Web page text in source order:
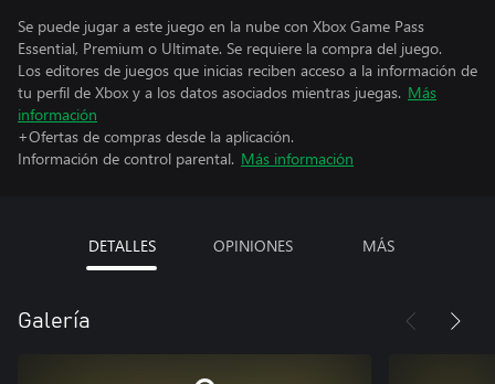
Se puede jugar a este juego en la nube con Xbox Game Pass
Essential, Premium o Ultimate. Se requiere la compra del juego.
Los editores de juegos que inicias reciben acceso a la información de
tu perfil de Xbox y a los datos asociados mientras juegas. Más
información
+Ofertas de compras desde la aplicación.
Información de control parental. Más información
DETALLES OPINIONES MÁS
Galería